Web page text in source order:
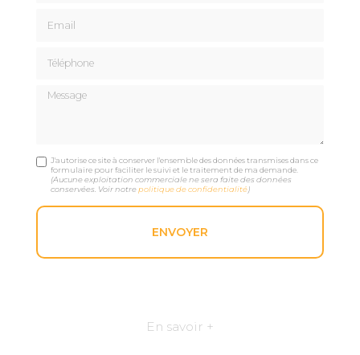
Message
J'autorise ce site à conserver l'ensemble des données transmises dans ce
formulaire pour faciliter le suivi et le traitement de ma demande.
(Aucune exploitation commerciale ne sera faite des données
conservées. Voir notrepolitique de confidentialité)
En savoir +